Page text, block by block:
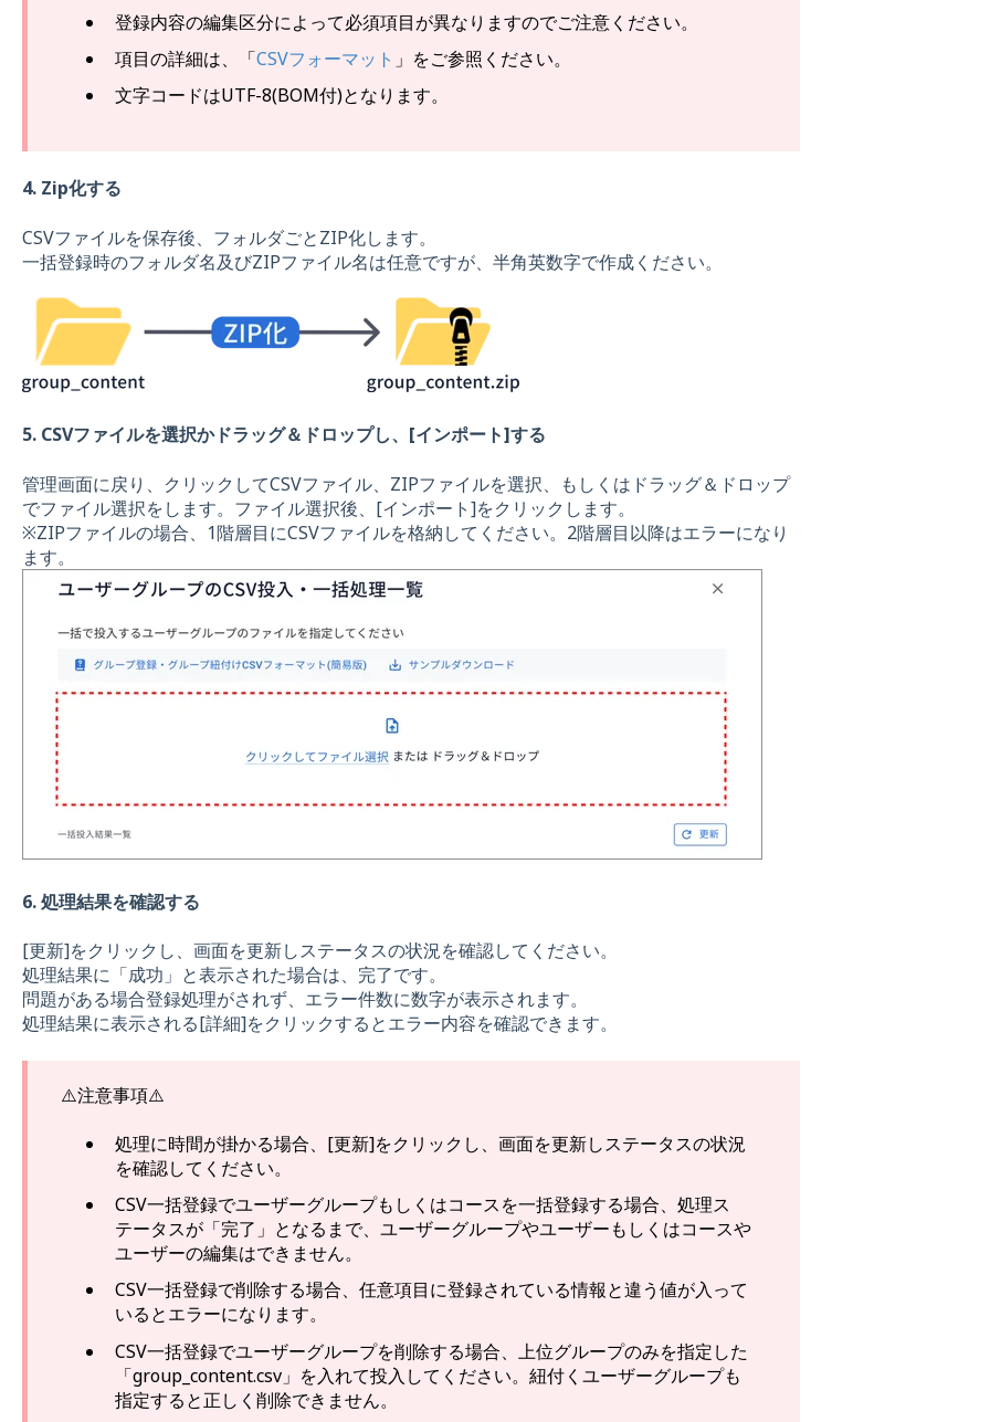
登録内容の編集区分によって必須項目が異なりますのでご注意ください。
項目の詳細は、「CSVフォーマット 」をご参照ください。
文字コードはUTF-8(BOM付)となります。
4. Zip化する
CSVファイルを保存後、フォルダごとZIP化します。
一括登録時のフォルダ名及びZIPファイル名は任意ですが、半角英数字で作成ください。
5. CSVファイルを選択かドラッグ＆ドロップし、[インポート]する
管理画面に戻り、クリックしてCSVファイル、ZIPファイルを選択、もしくはドラッグ＆ドロップ
でファイル選択をします。ファイル選択後、[インポート]をクリックします。
※ZIPファイルの場合、1階層目にCSVファイルを格納してください。2階層目以降はエラーになり
ます。
6. 処理結果を確認する
[更新]をクリックし、画面を更新しステータスの状況を確認してください。
処理結果に「成功」と表示された場合は、完了です。
問題がある場合登録処理がされず、エラー件数に数字が表示されます。
処理結果に表示される[詳細]をクリックするとエラー内容を確認できます。
⚠️注意事項⚠️
処理に時間が掛かる場合、[更新]をクリックし、画面を更新しステータスの状況
を確認してください。
CSV一括登録でユーザーグループもしくはコースを一括登録する場合、処理ス
テータスが「完了」となるまで、ユーザーグループやユーザーもしくはコースや
ユーザーの編集はできません。
CSV一括登録で削除する場合、任意項目に登録されている情報と違う値が入って
いるとエラーになります。
CSV一括登録でユーザーグループを削除する場合、上位グループのみを指定した
「group_content.csv」を入れて投入してください。紐付くユーザーグループも
指定すると正しく削除できません。